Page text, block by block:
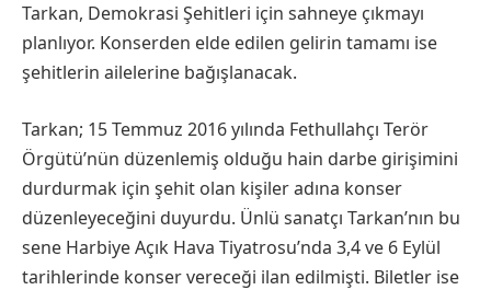
Tarkan, Demokrasi Şehitleri için sahneye çıkmayı
planlıyor. Konserden elde edilen gelirin tamamı ise
şehitlerin ailelerine bağışlanacak.
Tarkan; 15 Temmuz 2016 yılında Fethullahçı Terör
Örgütü’nün düzenlemiş olduğu hain darbe girişimini
durdurmak için şehit olan kişiler adına konser
düzenleyeceğini duyurdu. Ünlü sanatçı Tarkan’nın bu
sene Harbiye Açık Hava Tiyatrosu’nda 3,4 ve 6 Eylül
tarihlerinde konser vereceği ilan edilmişti. Biletler ise